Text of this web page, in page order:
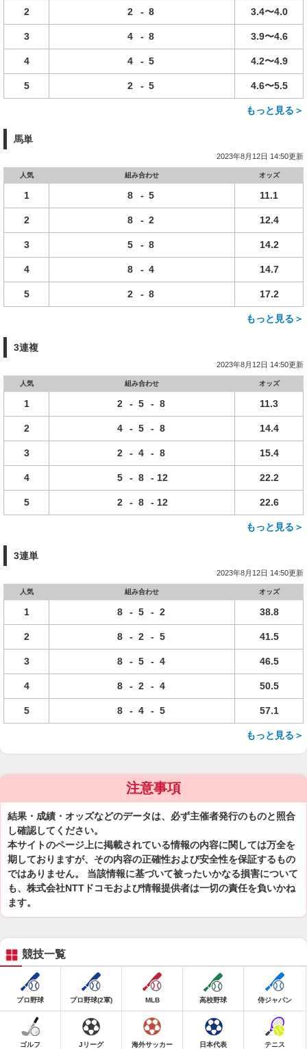
2 2 - 8 3.4〜4.0
3 4 - 8 3.9〜4.6
4 4 - 5 4.2〜4.9
5 2 - 5 4.6〜5.5
もっと見る＞
馬単
2023年8月12日 14:50更新
人気 組み合わせ オッズ
1 8 - 5 11.1
2 8 - 2 12.4
3 5 - 8 14.2
4 8 - 4 14.7
5 2 - 8 17.2
もっと見る＞
3連複
2023年8月12日 14:50更新
人気 組み合わせ オッズ
1 2 - 5 - 8 11.3
2 4 - 5 - 8 14.4
3 2 - 4 - 8 15.4
4 5 - 8 - 12 22.2
5 2 - 8 - 12 22.6
もっと見る＞
3連単
2023年8月12日 14:50更新
人気 組み合わせ オッズ
1 8 - 5 - 2 38.8
2 8 - 2 - 5 41.5
3 8 - 5 - 4 46.5
4 8 - 2 - 4 50.5
5 8 - 4 - 5 57.1
もっと見る＞
注意事項
結果・成績・オッズなどのデータは、必ず主催者発行のものと照合
し確認してください。
本サイトのページ上に掲載されている情報の内容に関しては万全を
期しておりますが、その内容の正確性および安全性を保証するもの
ではありません。 当該情報に基づいて被ったいかなる損害について
も、株式会社NTTドコモおよび情報提供者は一切の責任を負いかね
ます。
競技一覧
プロ野球 プロ野球(2軍) MLB 高校野球 侍ジャパン
ゴルフ Jリーグ 海外サッカー 日本代表 テニス